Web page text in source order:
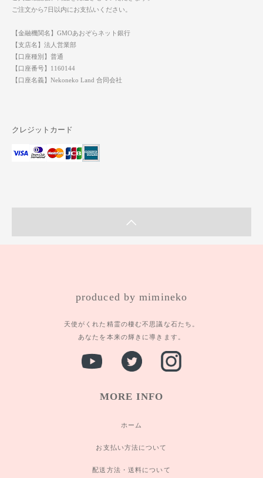
ご注文から7日以内にお支払いください。
【金融機関名】GMOあおぞらネット銀行
【支店名】法人営業部
【口座種別】普通
【口座番号】1160144
【口座名義】Nekoneko Land 合同会社
クレジットカード
produced by mimineko
天使がくれた精霊の棲む不思議な石たち。
あなたを本来の輝きに導きます。
MORE INFO
ホーム
お支払い方法について
配送方法・送料について